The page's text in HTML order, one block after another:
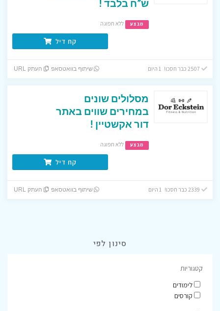
ש”ח בלבד !
מבצע ללא תפוגה
קח דיל
שיתוף בוואטסאפ העתק URL
מסלולים שונים
במחירים שווים באתר
דור אקשטיין !
מבצע ללא תפוגה
קח דיל
שיתוף בוואטסאפ העתק URL
סינון לפי
קטגוריות
לימודים
קורסים